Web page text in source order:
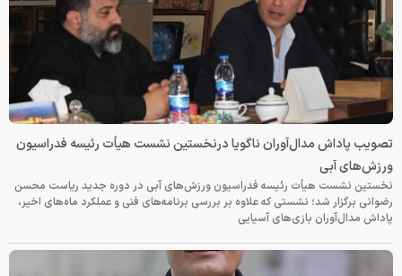
تصویب پاداش مدال‌آوران ناگویا درنخستین نشست هیأت رئیسه فدراسیون
ورزش‌های آبی
نخستین نشست هیأت رئیسه فدراسیون ورزش‌های آبی در دوره جدید ریاست محسن
رضوانی برگزار شد؛ نشستی که علاوه بر بررسی برنامه‌های فنی و عملکرد ماه‌های اخیر،
پاداش مدال‌آوران بازی‌های آسیایی